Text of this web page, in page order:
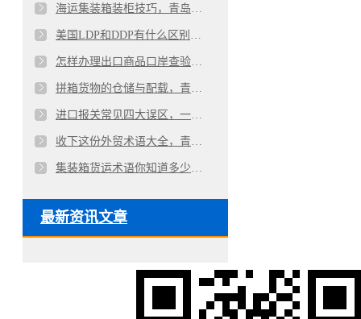
海运集装箱装柜技巧，青岛进出口代理公司详解
美国LDP和DDP有什么区别，巨晖进出口代理报关公司详解
怎样办理出口商品口岸查验？青岛代理报关公司详解
拼箱货物的仓储与配载，青岛巨晖出口代理报关公司详解
进口报关常见四大误区，一站式青岛代理清关公司详解
收下这份外贸术语大全，青岛进出口代理公司的一点心意
集装箱货运术语你知道多少？青岛进出口代理公司详解
最新资讯文章